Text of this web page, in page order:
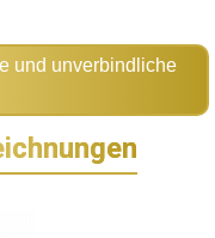
und unverbindliche